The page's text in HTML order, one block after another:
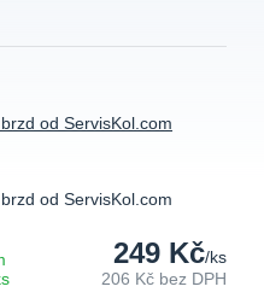
od ServisKol.com
od ServisKol.com
249 Kč/ks
206 Kč bez DPH